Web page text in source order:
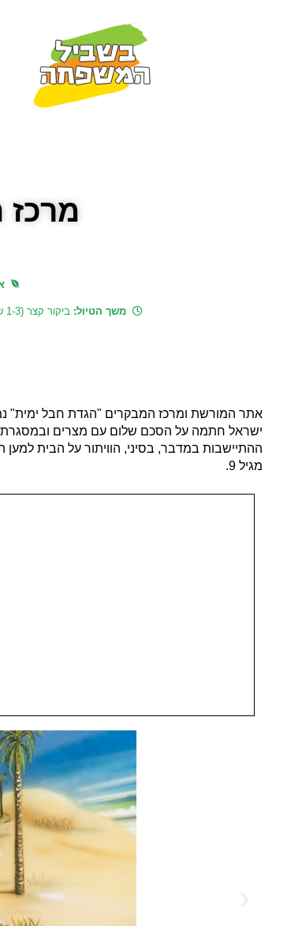
משך הטיול:ביקור קצר (1-3 שעות)
ישראל חתמה על הסכם שלום עם מצרים ובמסגרת
ההתיישבות במדבר, בסיני, הוויתור על הבית
מגיל 9.